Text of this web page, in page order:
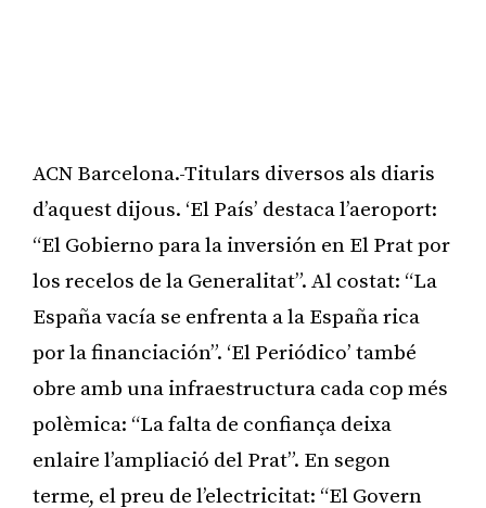
ACN Barcelona.-Titulars diversos als diaris
d’aquest dijous. ‘El País’ destaca l’aeroport:
“El Gobierno para la inversión en El Prat por
los recelos de la Generalitat”. Al costat: “La
España vacía se enfrenta a la España rica
por la financiación”. ‘El Periódico’ també
obre amb una infraestructura cada cop més
polèmica: “La falta de confiança deixa
enlaire l’ampliació del Prat”. En segon
terme, el preu de l’electricitat: “El Govern